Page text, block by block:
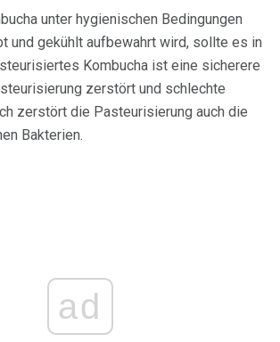
unter hygienischen Bedingungen
und gekühlt aufbewahrt wird, sollte es in
Kombucha ist eine sicherere
zerstört und schlechte
zerstört die Pasteurisierung auch die
Bakterien.
ad